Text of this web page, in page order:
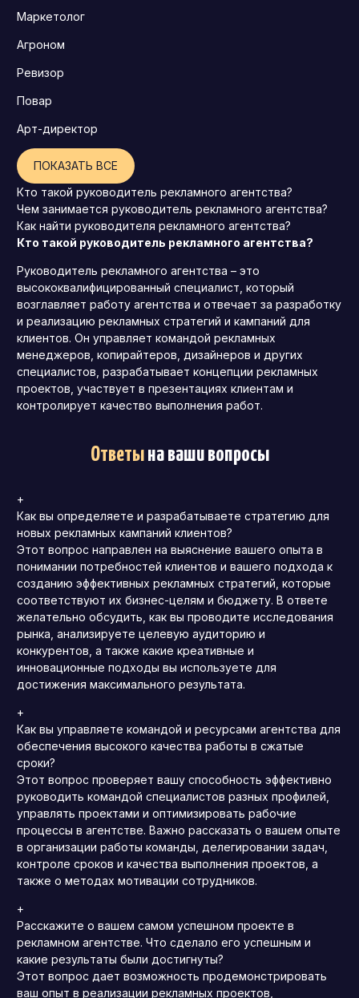
Маркетолог
Агроном
Ревизор
Повар
Арт-директор
ПОКАЗАТЬ ВСЕ
Кто такой руководитель рекламного агентства?
Чем занимается руководитель рекламного агентства?
Как найти руководителя рекламного агентства?
Кто такой руководитель рекламного агентства?
Руководитель рекламного агентства – это
высококвалифицированный специалист, который
возглавляет работу агентства и отвечает за разработку
и реализацию рекламных стратегий и кампаний для
клиентов. Он управляет командой рекламных
менеджеров, копирайтеров, дизайнеров и других
специалистов, разрабатывает концепции рекламных
проектов, участвует в презентациях клиентам и
контролирует качество выполнения работ.
Ответына ваши вопросы
+
Как вы определяете и разрабатываете стратегию для
новых рекламных кампаний клиентов?
Этот вопрос направлен на выяснение вашего опыта в
понимании потребностей клиентов и вашего подхода к
созданию эффективных рекламных стратегий, которые
соответствуют их бизнес-целям и бюджету. В ответе
желательно обсудить, как вы проводите исследования
рынка, анализируете целевую аудиторию и
конкурентов, а также какие креативные и
инновационные подходы вы используете для
достижения максимального результата.
+
Как вы управляете командой и ресурсами агентства для
обеспечения высокого качества работы в сжатые
сроки?
Этот вопрос проверяет вашу способность эффективно
руководить командой специалистов разных профилей,
управлять проектами и оптимизировать рабочие
процессы в агентстве. Важно рассказать о вашем опыте
в организации работы команды, делегировании задач,
контроле сроков и качества выполнения проектов, а
также о методах мотивации сотрудников.
+
Расскажите о вашем самом успешном проекте в
рекламном агентстве. Что сделало его успешным и
какие результаты были достигнуты?
Этот вопрос дает возможность продемонстрировать
ваш опыт в реализации рекламных проектов,